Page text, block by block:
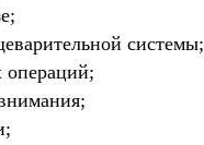
системы;
операций;